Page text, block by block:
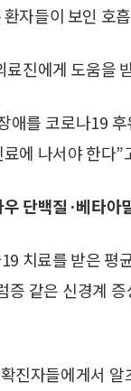
자들이 보인 호
진에게 도움을
애를 코로나19
에 나서야 한다”
단백질·베타아
치료를 받은
같은 신경계
진자들에게서